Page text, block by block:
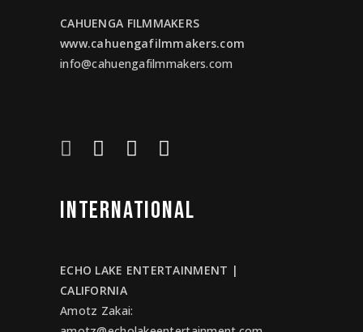
CAHUENGA FILMMAKERS
www.cahuengafilmmakers.com
info@cahuengafilmmakers.com
INTERNATIONAL
ECHO LAKE ENTERTAINMENT |
CALIFORNIA
Amotz Zakai: